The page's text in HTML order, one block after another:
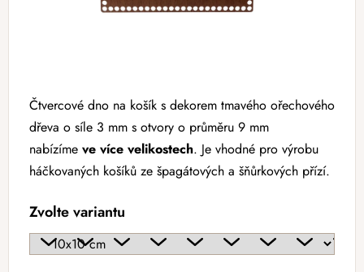
Čtvercové dno na košík s dekorem tmavého ořechového
dřeva o síle 3 mm s otvory o průměru 9 mm
nabízíme ve více velikostech. Je vhodné pro výrobu
háčkovaných košíků ze špagátových a šňůrkových přízí.
Zvolte variantu